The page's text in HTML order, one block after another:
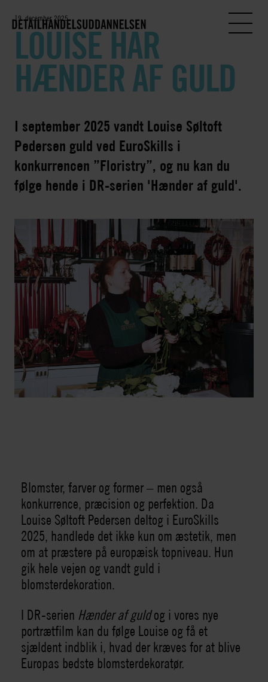
19. december 2025
LOUISE HAR
HÆNDER AF GULD
I september 2025 vandt Louise Søltoft
Pedersen guld ved EuroSkills i
konkurrencen ”Floristry”, og nu kan du
følge hende i DR-serien 'Hænder af guld'.
Blomster, farver og former – men også
konkurrence, præcision og perfektion. Da
Louise Søltoft Pedersen deltog i EuroSkills
2025, handlede det ikke kun om æstetik, men
om at præstere på europæisk topniveau. Hun
gik hele vejen og vandt guld i
blomsterdekoration.
I DR-serien Hænder af guldog i vores nye
portrætfilm kan du følge Louise og få et
sjældent indblik i, hvad der kræves for at blive
Europas bedste blomsterdekoratør.